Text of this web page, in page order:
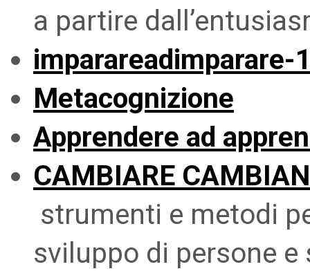
a partire
Metacognizione
Apprendere ad
CAMBIARE
strumenti e metodi
sviluppo di persone